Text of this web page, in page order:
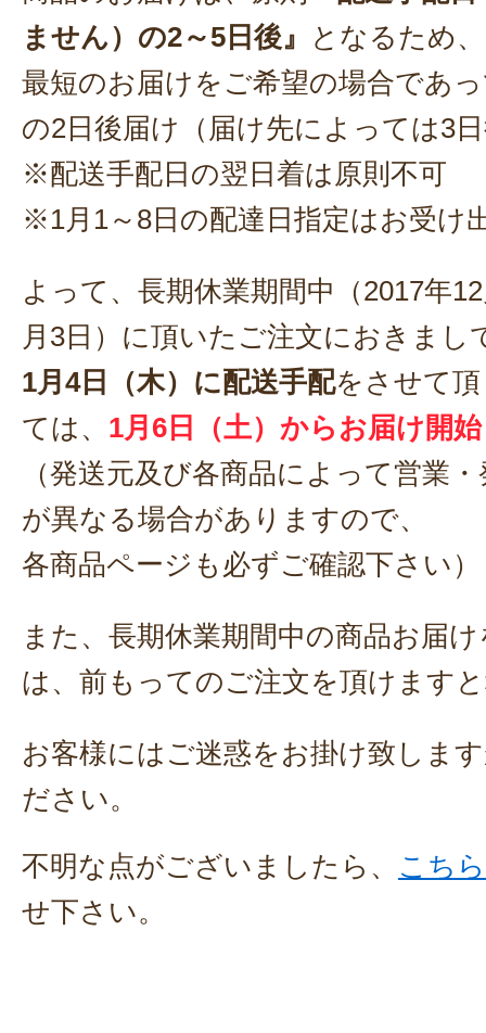
ません）の2～5日後』
となるため、
最短のお届けをご希望の場合であ
の2日後届け（届け先によっては3
※配送手配日の翌日着は原則不可
※1月1～8日の配達日指定はお受け
よって、長期休業期間中（2017年
月3日）に頂いたご注文におきまし
1月4日（木）に配送手配をさせて
ては、 1月6日（土）からお届け開始
（発送元及び各商品によって営業
が異なる場合がありますので、
各商品ページも必ずご確認下さい）
また、長期休業期間中の商品お届
は、前もってのご注文を頂けます
お客様にはご迷惑をお掛け致しま
ださい。
不明な点がございましたら、
こちら
せ下さい。